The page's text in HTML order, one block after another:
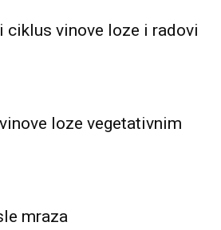
ciklus vinove loze i radovi
loze vegetativnim
mraza